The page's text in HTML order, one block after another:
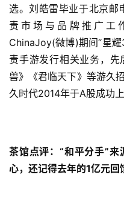
选。刘皓雷毕业于北京邮
责市场与品牌推广工
ChinaJoy(微博)期间“星
责手游发行相关业务，
兽》《君临天下》等游久
久时代2014年于A股成功上
茶馆点评：“和平分手”
心，还记得去年的1亿元回